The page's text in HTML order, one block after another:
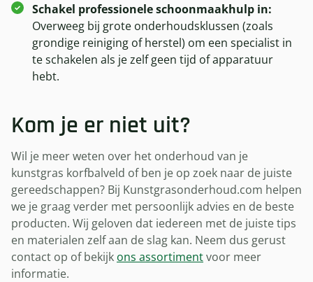
Schakel professionele schoonmaakhulp in:
Overweeg bij grote onderhoudsklussen (zoals
grondige reiniging of herstel) om een specialist in
te schakelen als je zelf geen tijd of apparatuur
hebt.
Kom je er niet uit?
Wil je meer weten over het onderhoud van je
kunstgras korfbalveld of ben je op zoek naar de juiste
gereedschappen? Bij Kunstgrasonderhoud.com helpen
we je graag verder met persoonlijk advies en de beste
producten. Wij geloven dat iedereen met de juiste tips
en materialen zelf aan de slag kan. Neem dus gerust
contact op of bekijk ons assortimentvoor meer
informatie.